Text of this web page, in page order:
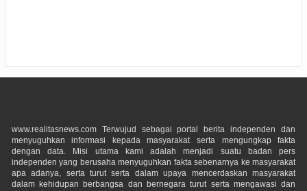
www.realitasnews.com Terwujud sebagai portal berita independen dan
menyuguhkan informasi kepada masyarakat serta mengungkap fakta
dengan data. Misi utama kami adalah menjadi suatu badan pers
independen yang berusaha menyuguhkan fakta sebenarnya ke masyarakat
apa adanya, serta turut serta dalam upaya mencerdaskan masyarakat
dalam kehidupan berbangsa dan bernegara turut serta mengawasi dan